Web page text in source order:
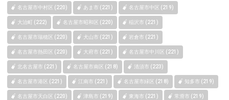
名古屋市中村区 (220) あま市 (221) 名古屋市中区 (219)
大治町 (222) 名古屋市昭和区 (220) 稲沢市 (221)
名古屋市瑞穂区 (220) 犬山市 (221) 岩倉市 (221)
名古屋市熱田区 (220) 大府市 (221) 名古屋市中川区 (221)
北名古屋市 (221) 名古屋市南区 (218) 清須市 (223)
名古屋市港区 (221) 江南市 (221) 名古屋市緑区 (218) 知多市 (219)
名古屋市天白区 (220) 津島市 (219) 東海市 (221) 常滑市 (219)